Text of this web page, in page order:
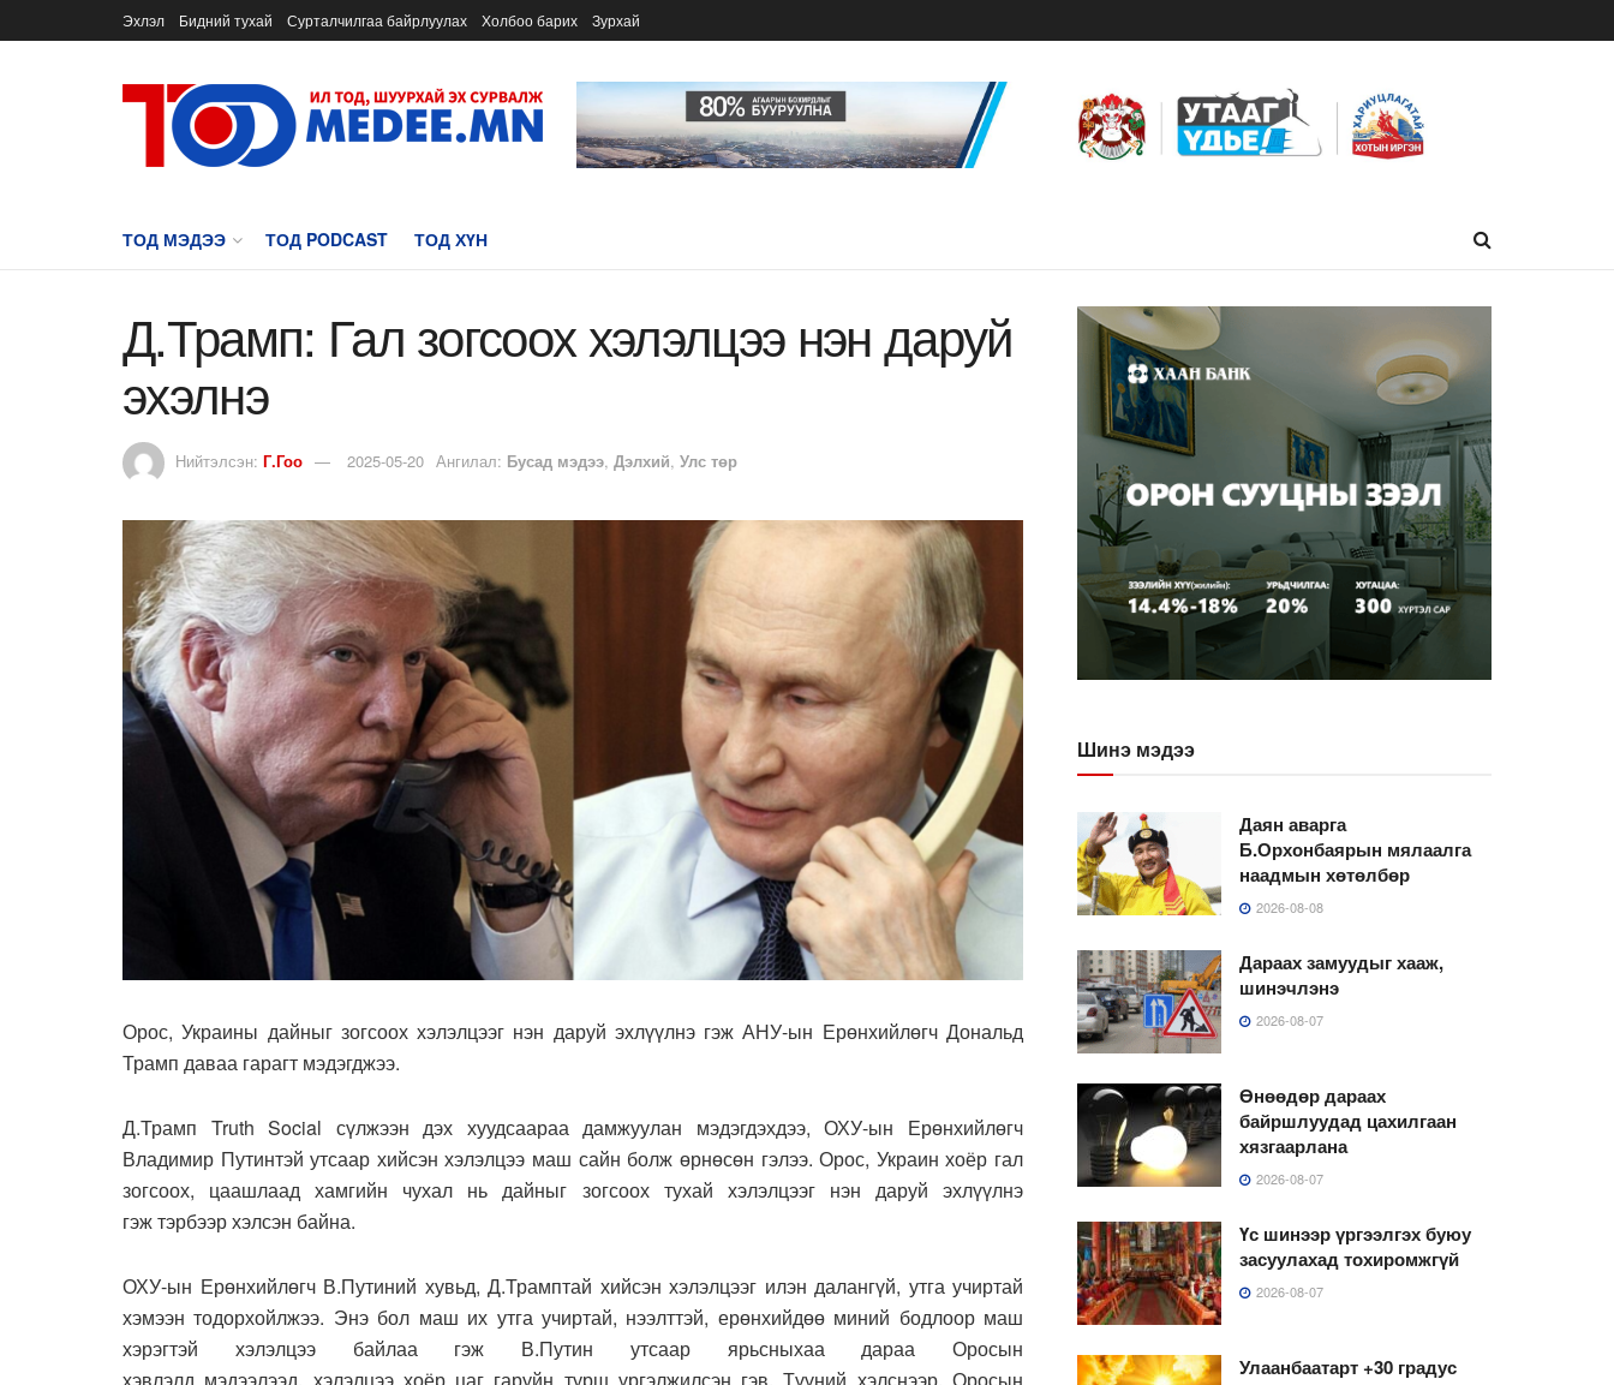
Эхлэл Бидний тухай Сурталчилгаа байрлуулах Холбоо барих Зурхай
ТОД МЭДЭЭ ТОД PODCAST ТОД ХҮН
Д.Трамп: Гал зогсоох хэлэлцээ нэн даруй
эхэлнэ
Нийтэлсэн: Г.Гоо 2025-05-20 Ангилал: Бусад мэдээ, Дэлхий, Улс төр
Орос, Украины дайныг зогсоох хэлэлцээг нэн даруй эхлүүлнэ гэж АНУ-ын Ерөнхийлөгч Дональд
Трамп даваа гарагт мэдэгджээ.
Д.Трамп Truth Social сүлжээн дэх хуудсаараа дамжуулан мэдэгдэхдээ, ОХУ-ын Ерөнхийлөгч
Владимир Путинтэй утсаар хийсэн хэлэлцээ маш сайн болж өрнөсөн гэлээ. Орос, Украин хоёр гал
зогсоох, цаашлаад хамгийн чухал нь дайныг зогсоох тухай хэлэлцээг нэн даруй эхлүүлнэ
гэж тэрбээр хэлсэн байна.
ОХУ-ын Ерөнхийлөгч В.Путиний хувьд, Д.Трамптай хийсэн хэлэлцээг илэн далангүй, утга учиртай
хэмээн тодорхойлжээ. Энэ бол маш их утга учиртай, нээлттэй, ерөнхийдөө миний бодлоор маш
хэрэгтэй хэлэлцээ байлаа гэж В.Путин утсаар ярьсныхаа дараа Оросын
хэвлэлд мэдээлээд, хэлэлцээ хоёр цаг гаруйн турш үргэлжилсэн гэв. Түүний хэлснээр, Оросын
Шинэ мэдээ
Даян аварга
Б.Орхонбаярын мялаалга
наадмын хөтөлбөр
2026-08-08
Дараах замуудыг хааж,
шинэчлэнэ
2026-08-07
Өнөөдөр дараах
байршлуудад цахилгаан
хязгаарлана
2026-08-07
Үс шинээр үргээлгэх буюу
засуулахад тохиромжгүй
2026-08-07
Улаанбаатарт +30 градус